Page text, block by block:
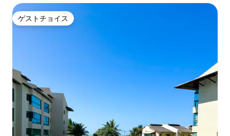
ゲストチョイス
ゲストチョイス